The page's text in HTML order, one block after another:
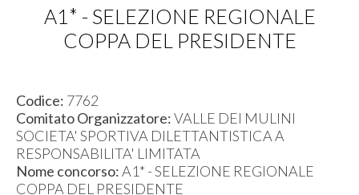
A1* - SELEZIONE REGIONALE
COPPA DEL PRESIDENTE
Codice: 7762
Comitato Organizzatore:VALLE DEI MULINI
SOCIETA' SPORTIVA DILETTANTISTICA A
RESPONSABILITA' LIMITATA
Nome concorso:A1* - SELEZIONE REGIONALE
COPPA DEL PRESIDENTE